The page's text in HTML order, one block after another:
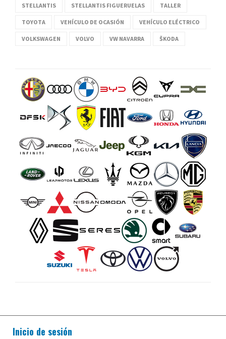
STELLANTIS STELLANTIS FIGUERUELAS TALLER
TOYOTA VEHÍCULO DE OCASIÓN VEHÍCULO ELÉCTRICO
VOLKSWAGEN VOLVO VW NAVARRA ŠKODA
Inicio de sesión